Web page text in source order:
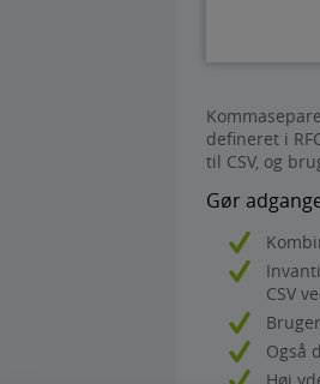
defineret i
til CSV, og
Gør
CSV
Også